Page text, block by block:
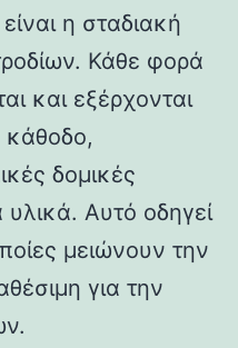
η σταδιακή
Κάθε φορά
και εξέρχονται
κάθοδο,
δομικές
Αυτό οδηγεί
μειώνουν την
για την